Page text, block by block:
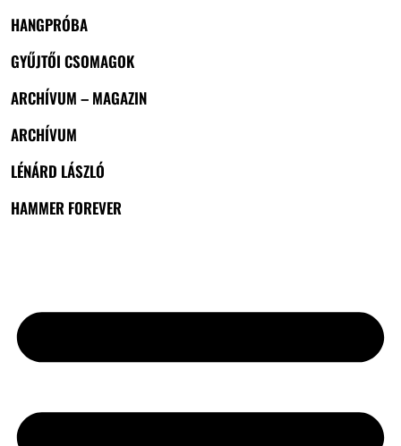
HANGPRÓBA
GYŰJTŐI CSOMAGOK
ARCHÍVUM – MAGAZIN
ARCHÍVUM
LÉNÁRD LÁSZLÓ
HAMMER FOREVER